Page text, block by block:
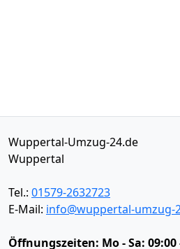
Wuppertal-Umzug-24.de
Wuppertal
Tel.: 01579-2632723
E-Mail: info@wuppertal-umzug-
Öffnungszeiten: Mo - Sa: